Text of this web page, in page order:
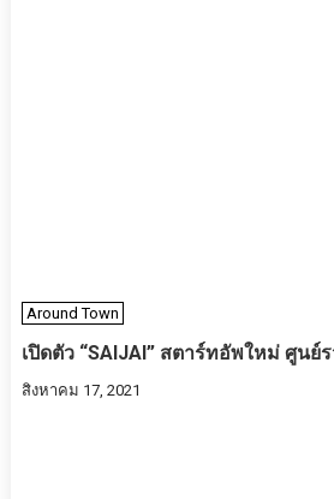
Around Town
เปิดตัว “SAIJAI” สตาร์ทอัพใหม่ ศูนย์
สิงหาคม 17, 2021